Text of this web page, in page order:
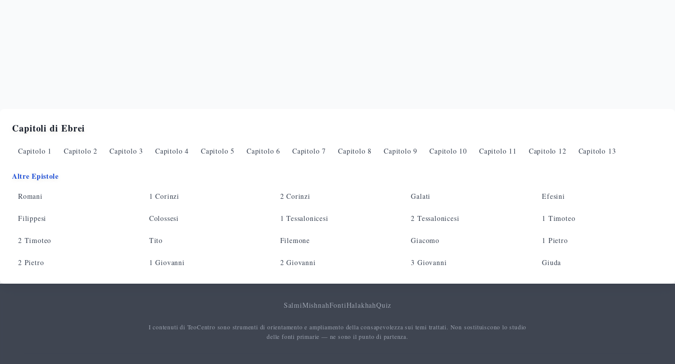
Capitoli di Ebrei
Capitolo 1 Capitolo2 Capitolo3 Capitolo4 Capitolo5 Capitolo6 Capitolo7 Capitolo8 Capitolo9 Capitolo 10 Capitolo 11 Capitolo 12 Capitolo 13
Altre Epistole
Romani 1 Corinzi 2 Corinzi Galati Efesini
Filippesi Colossesi 1 Tessalonicesi 2 Tessalonicesi 1 Timoteo
2 Timoteo Tito Filemone Giacomo 1 Pietro
2 Pietro 1 Giovanni 2 Giovanni 3 Giovanni Giuda
SalmiMishnahFontiHalakhahQuiz
I contenuti di TeoCentro sono strumenti di orientamento e ampliamento della consapevolezza sui temi trattati. Non sostituiscono lo studio
delle fonti primarie — ne sono il punto di partenza.